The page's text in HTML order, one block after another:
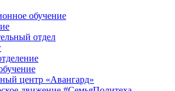
обучение
отдел
центр «Авангард»